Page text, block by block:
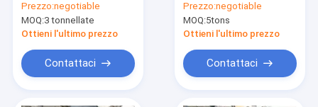
le bobine che
d'acciaio 30g/M2
zincano la bobina
strato di gi
Prezzo:negotiable
MOQ:3 tonnellate
Ottieni l'ultimo prezzo
Contattaci
DC54D+Z C51D+ZF
Z275 del galvalume di
Aluzinc
Prezzo:negotiable
MOQ:5tons
Ottieni l'ultimo prezzo
Contattaci